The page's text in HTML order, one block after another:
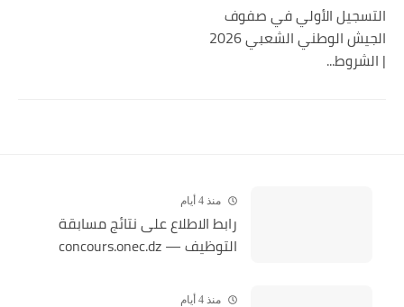
التسجيل الأولي في صفوف
الجيش الوطني الشعبي 2026
| الشروط...
منذ 4 أيام
رابط الاطلاع على نتائج مسابقة
التوظيف — concours.onec.dz
منذ 4 أيام